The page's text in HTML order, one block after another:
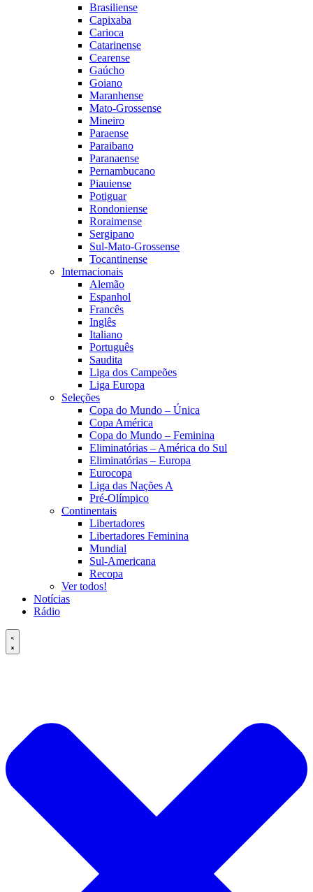
Brasiliense
Capixaba
Carioca
Catarinense
Cearense
Gaúcho
Goiano
Maranhense
Mato-Grossense
Mineiro
Paraense
Paraibano
Paranaense
Pernambucano
Piauiense
Potiguar
Rondoniense
Roraimense
Sergipano
Sul-Mato-Grossense
Tocantinense
Internacionais
Alemão
Espanhol
Francês
Inglês
Italiano
Português
Saudita
Liga dos Campeões
Liga Europa
Seleções
Copa do Mundo – Única
Copa América
Copa do Mundo – Feminina
Eliminatórias – América do Sul
Eliminatórias – Europa
Eurocopa
Liga das Nações A
Pré-Olímpico
Continentais
Libertadores
Libertadores Feminina
Mundial
Sul-Americana
Recopa
Ver todos!
Notícias
Rádio